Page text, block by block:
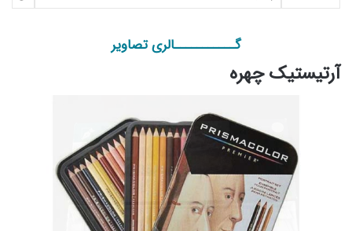
گـــــــــــالری تصاویر
آرتیستیک چهره